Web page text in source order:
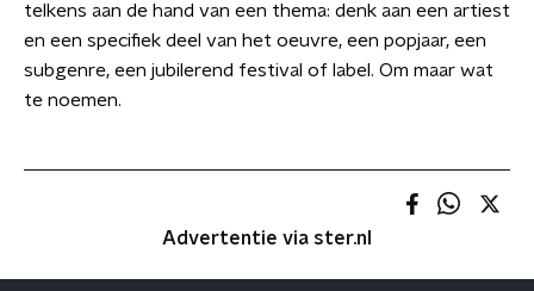
telkens aan de hand van een thema: denk aan een artiest
en een specifiek deel van het oeuvre, een popjaar, een
subgenre, een jubilerend festival of label. Om maar wat
te noemen.
Advertentie via ster.nl